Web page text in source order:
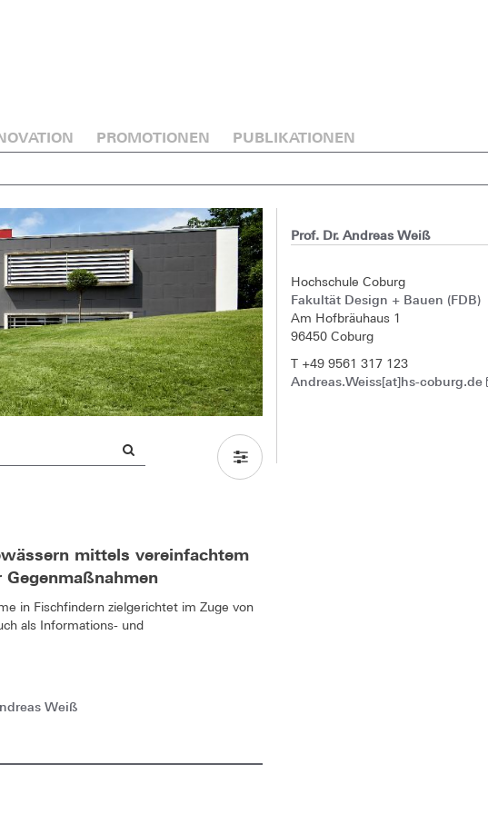
PROMOTIONEN PUBLIKATIONEN
mittels vereinfachtem
in Fischfindern zielgerichtet im Zuge von
als Informations- und
Weiß
Prof. Dr. Andreas Weiß
Hochschule Coburg
Fakultät Design + Bauen (FDB)
Am Hofbräuhaus 1
96450 Coburg
T +49 9561 317 123
Andreas.Weiss[at]hs-coburg.de